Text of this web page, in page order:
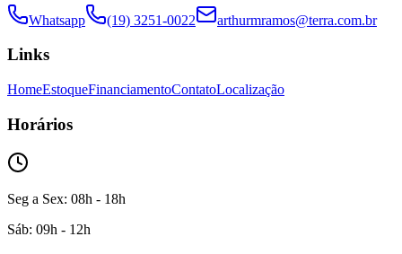
Whatsapp (19) 3251-0022 arthurmramos@terra.com.br
Links
HomeEstoqueFinanciamentoContatoLocalização
Horários
Seg a Sex: 08h - 18h
Sáb: 09h - 12h